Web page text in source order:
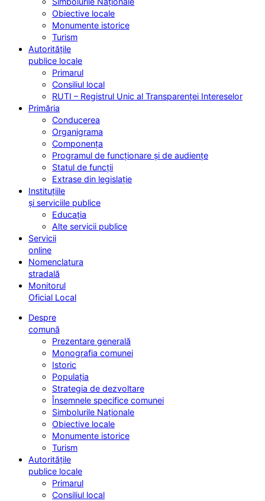
Obiective locale
Monumente istorice
Turism
Autoritățile
publice locale
Primarul
Consiliul local
RUTI – Registrul Unic al Transparenței Intereselor
Primăria
Conducerea
Organigrama
Componența
Programul de funcționare și de audiențe
Statul de funcții
Extrase din legislație
Instituțiile
și serviciile publice
Educația
Alte servicii publice
Servicii
online
Nomenclatura
stradală
Monitorul
Oficial Local
Despre
comună
Prezentare generală
Monografia comunei
Istoric
Populația
Strategia de dezvoltare
Însemnele specifice comunei
Simbolurile Naționale
Obiective locale
Monumente istorice
Turism
Autoritățile
publice locale
Primarul
Consiliul local